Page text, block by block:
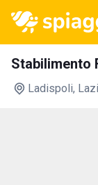
Stabilimento
Ladispoli,